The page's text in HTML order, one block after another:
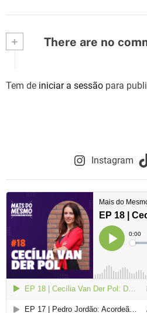
+ There are no
Tem de iniciar a sessão para
Instagram